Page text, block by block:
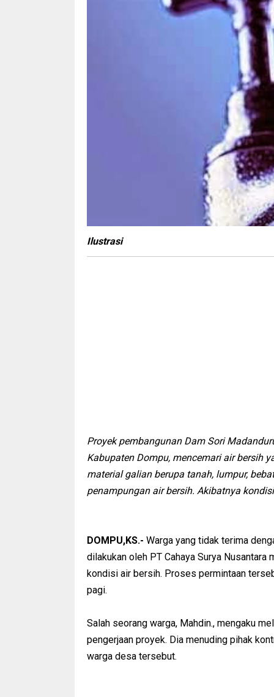
Ilustrasi
Proyek pembangunan Dam Sori
Kabupaten Dompu, mencemari air bersih
material galian berupa tanah, lumpur,
penampungan air bersih. Akibatnya
DOMPU,KS.- Warga yang tidak terima
dilakukan oleh PT Cahaya Surya
kondisi air bersih. Proses permintaan
pagi.
Salah seorang warga, Mahdin., mengaku
pengerjaan proyek. Dia menuding pihak
warga desa tersebut.